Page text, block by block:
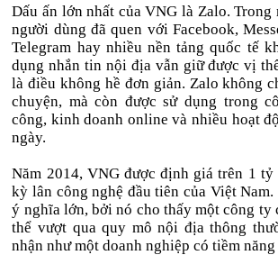
Dấu ấn lớn nhất của VNG là Zalo.
người dùng đã quen với Facebook,
Telegram hay nhiều nền tảng quốc tế
dụng nhắn tin nội địa vẫn giữ được vị
là điều không hề đơn giản. Zalo không
chuyện, mà còn được sử dụng trong
công, kinh doanh online và nhiều hoạt
ngày.
Năm 2014, VNG được định giá trên 1 tỷ
kỳ lân công nghệ đầu tiên của Việt
ý nghĩa lớn, bởi nó cho thấy một công ty
thể vượt qua quy mô nội địa thông
nhận như một doanh nghiệp có tiềm